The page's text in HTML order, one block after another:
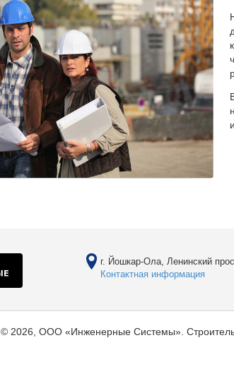
г. Йошкар-Ола, Ленинский
Контактная информация
© 2026, ООО «Инженерные Системы».